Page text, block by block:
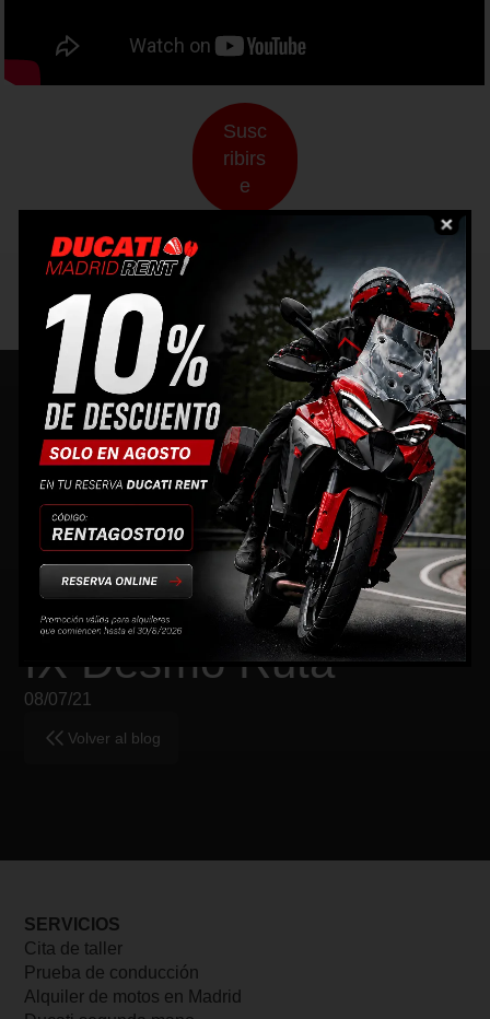
Susc
ribirs
e
MÁSRUTAS
XI Desmo-Ruta
09/06/26
X Desmo Ruta
05/05/22
IX Desmo Ruta
08/07/21
Volver al blog
SERVICIOS
Cita de taller
Prueba de conducción
Alquiler de motos en Madrid